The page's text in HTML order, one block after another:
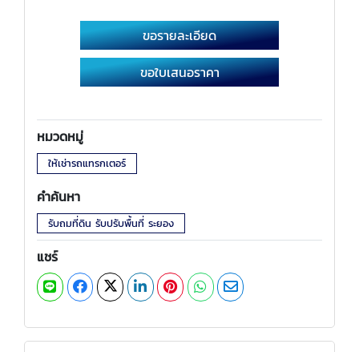
ขอรายละเอียด
ขอใบเสนอราคา
หมวดหมู่
ให้เช่ารถแทรกเตอร์
คำค้นหา
รับถมที่ดิน รับปรับพื้นที่ ระยอง
แชร์